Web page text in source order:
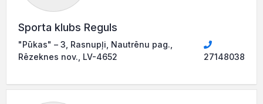
Sporta klubs Reguls
"Pūkas" – 3, Rasnupļi, Nautrēnu pag.,
Rēzeknes nov., LV-4652
27148038